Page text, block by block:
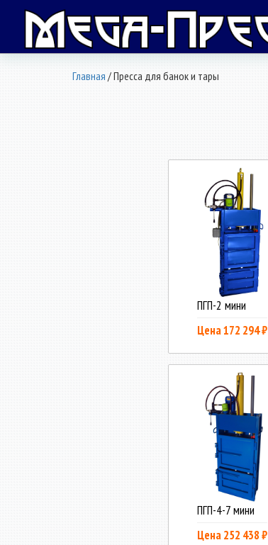
Главная / Пресса для банок и тары
ПГП-2 мини
Цена 172 294 ₽
ПГП-4-7 мини
Цена 252 438 ₽